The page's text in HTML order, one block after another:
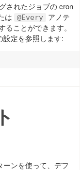
されたジョブの cron
は @Every
アノテ
ことができます。
設定を参照します:
ーンを使って、デフ